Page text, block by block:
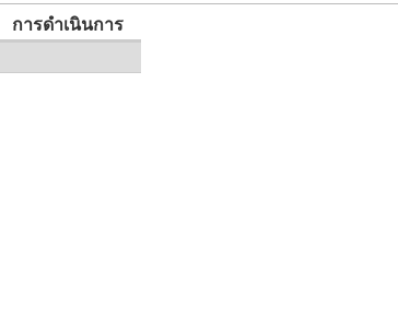
การดำเนินการ